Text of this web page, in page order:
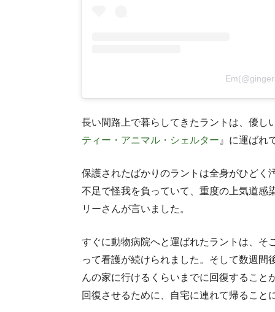
長い間路上で暮らしてきたラントは、優し
ティー・アニマル・シェルター 』に運ばれ
保護されたばかりのラントは全身がひどく
不足で怪我を負っていて、重度の上気道感
リーさんが言いました。
すぐに動物病院へと運ばれたラントは、そ
って看護が続けられました。そして数週間
んの家に行けるくらいまでに回復すること
回復させるために、自宅に連れて帰ること